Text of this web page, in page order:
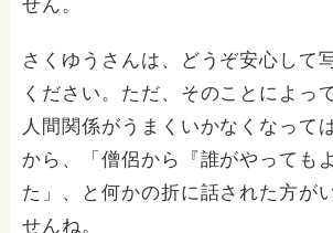
せん。
さくゆうさんは、どうぞ安心して
ください。ただ、そのことによっ
人間関係がうまくいかなくなって
から、「僧侶から『誰がやっても
た」、と何かの折に話された方が
せんね。